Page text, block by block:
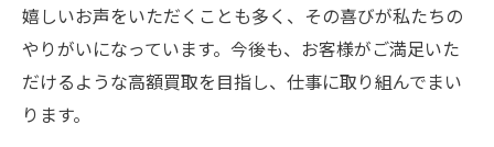
嬉しいお声をいただくことも多く、その喜びが私たちの
やりがいになっています。今後も、お客様がご満足いた
だけるような高額買取を目指し、仕事に取り組んでまい
ります。